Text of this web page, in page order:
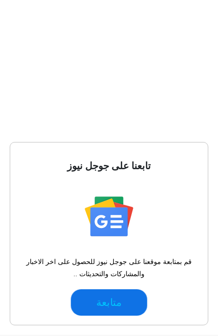
تابعنا على جوجل نيوز
قم بمتابعة موقعنا على جوجل نيوز للحصول على اخر الاخبار
والمشاركات والتحديثات ..
متابعة